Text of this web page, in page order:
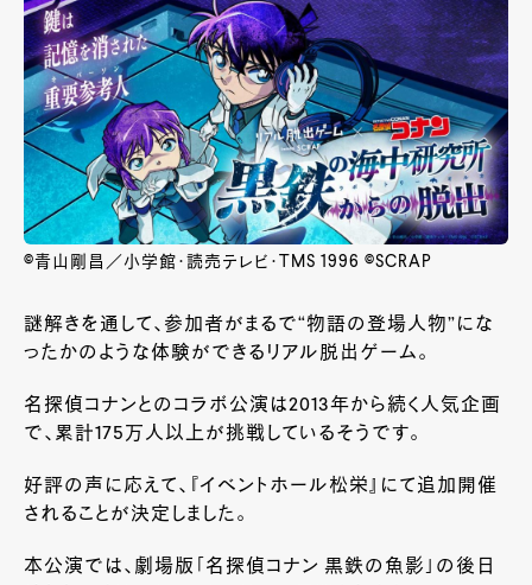
©青山剛昌／小学館・読売テレビ・TMS 1996 ©SCRAP
謎解きを通して、参加者がまるで“物語の登場人物”にな
ったかのような体験ができるリアル脱出ゲーム。
名探偵コナンとのコラボ公演は2013年から続く人気企画
で、累計175万人以上が挑戦しているそうです。
好評の声に応えて、『イベントホール松栄』にて追加開催
されることが決定しました。
本公演では、劇場版「名探偵コナン 黒鉄の魚影」の後日